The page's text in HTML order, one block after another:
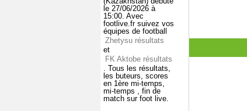
le 27/06/2026 à
15:00. Avec
footlive.fr suivez vos
équipes de football
Zhetysu résultats
et
FK Aktobe résultats
. Tous les résultats,
les buteurs, scores
en 1ère mi-temps,
mi-temps , fin de
match sur foot live.